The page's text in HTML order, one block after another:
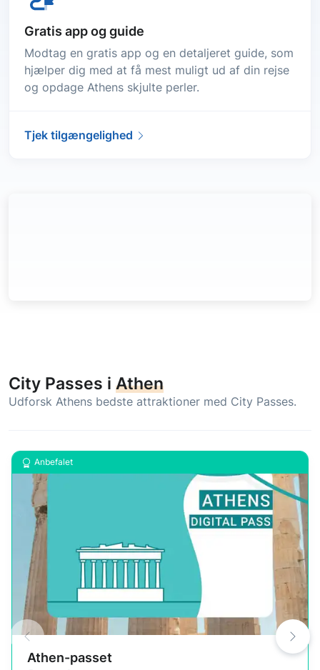
Gratis app og guide
Modtag en gratis app og en detaljeret guide, som
hjælper dig med at få mest muligt ud af din rejse
og opdage Athens skjulte perler.
Tjek tilgængelighed
City Passes i Athen
Udforsk Athens bedste attraktioner med City Passes.
Anbefalet
Athen-passet